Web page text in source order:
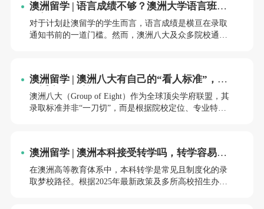
据与真实案例，揭示五大高危人群的拒签逻辑，并提供
针对性解决方案。
澳洲留学 | 语言成绩不够？澳洲大学语言班全
解析！
对于计划赴澳留学的学生而言，语言成绩是横亘在录取
通知书前的一道门槛。然而，澳洲八大及众多院校通过
及费用规划四个维度，结合2025年最新政策与真实案
例，为申请者提供系统性指南。
澳洲留学 | 澳洲八大有自己的“看人标准”，你
更适合哪一所？
澳洲八大（Group of Eight）作为全球顶尖学府联盟，其
录取标准并非“一刀切”，而是根据院校定位、专业特色
你精准匹配目标院校。
澳洲留学 | 澳洲本科接受转学吗，转学容易
吗？
在澳洲高等教育体系中，本科转学是常见且制度化的录
取梦校路径。根据2025年最新政策及多所高校招生办公